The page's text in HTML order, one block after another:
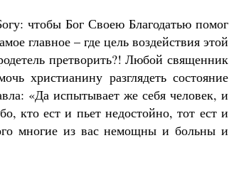
чтобы Бог Своею Благодатью помог
главное – где цель воздействия этой
претворить?! Любой священник
христианину разглядеть состояние
«Да испытывает же себя человек, и
кто ест и пьет недостойно, тот ест и
многие из вас немощны и больны и